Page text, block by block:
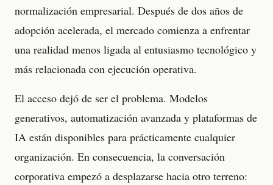
normalización empresarial. Después de dos años de
adopción acelerada, el mercado comienza a enfrentar
una realidad menos ligada al entusiasmo tecnológico y
más relacionada con ejecución operativa.
El acceso dejó de ser el problema. Modelos
generativos, automatización avanzada y plataformas de
IA están disponibles para prácticamente cualquier
organización. En consecuencia, la conversación
corporativa empezó a desplazarse hacia otro terreno: